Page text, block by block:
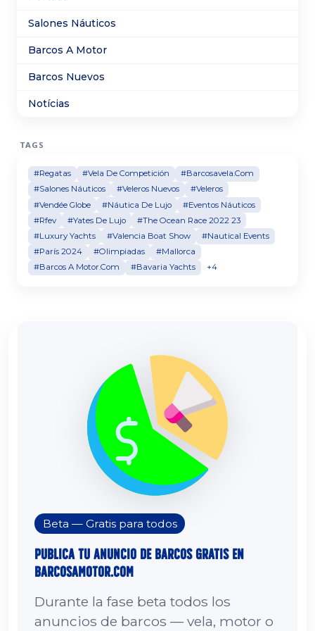
Salones Náuticos
Barcos A Motor
Barcos Nuevos
Notícias
TAGS
#Regatas #Vela De Competición
#Barcosavela.Com
#Salones Náuticos
#Veleros Nuevos
#Veleros
#Vendée Globe
#Náutica De Lujo
#Eventos Náuticos
#Rfev
#Yates De Lujo
#The Ocean Race 2022 23
#Luxury Yachts
#Valencia Boat Show
#Nautical Events
#París 2024
#Olimpiadas
#Mallorca
#Barcos A Motor.Com
#Bavaria Yachts +4
Beta — Gratis para todos
Publica tu Anuncio de Barcos Gratis en
barcosamotor.com
Durante la fase beta todos los
anuncios de barcos — vela, motor o